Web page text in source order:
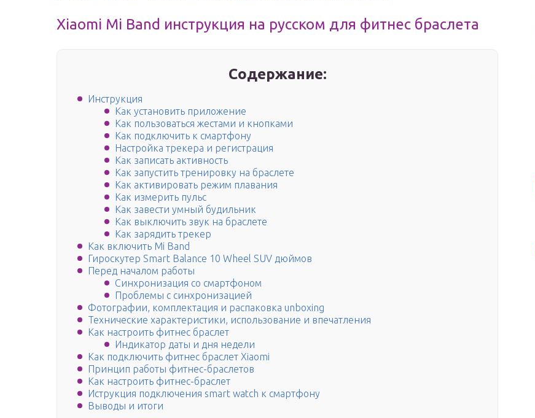
Xiaomi Mi Band инструкция на русском для фитнес браслета
Содержание:
Инструкция
Как установить приложение
Как пользоваться жестами и кнопками
Как подключить к смартфону
Настройка трекера и регистрация
Как записать активность
Как запустить тренировку на браслете
Как активировать режим плавания
Как измерить пульс
Как завести умный будильник
Как выключить звук на браслете
Как зарядить трекер
Как включить Mi Band
Гироскутер Smart Balance 10 Wheel SUV дюймов
Перед началом работы
Синхронизация со смартфоном
Проблемы с синхронизацией
Фотографии, комплектация и распаковка unboxing
Технические характеристики, использование и впечатления
Как настроить фитнес браслет
Индикатор даты и дня недели
Как подключить фитнес браслет Xiaomi
Принцип работы фитнес-браслетов
Как настроить фитнес-браслет
Иструкция подключения smart watch к смартфону
Выводы и итоги